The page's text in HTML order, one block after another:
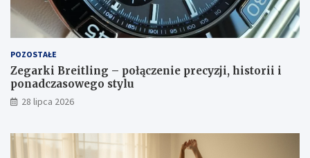
POZOSTAŁE
Zegarki Breitling – połączenie precyzji, historii i
ponadczasowego stylu
28 lipca 2026